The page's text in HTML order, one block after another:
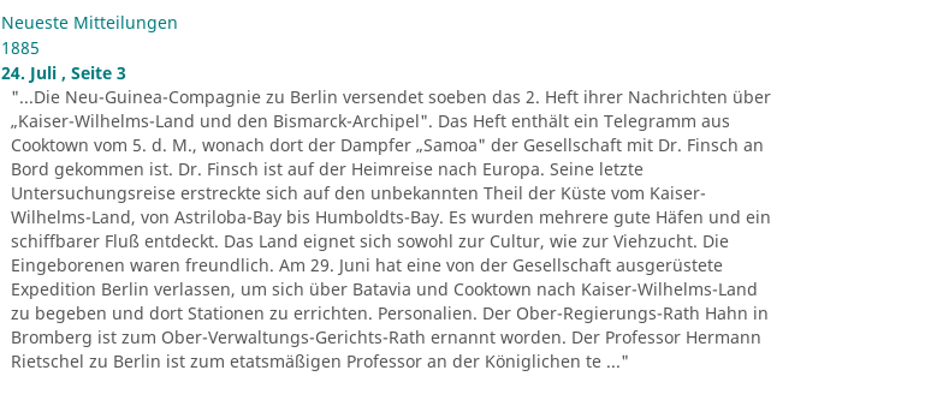
Neueste Mitteilungen
1885
24. Juli , Seite 3
"...Die Neu-Guinea-Compagnie zu Berlin versendet soeben das 2. Heft ihrer Nachrichten über
„Kaiser-Wilhelms-Land und den Bismarck-Archipel". Das Heft enthält ein Telegramm aus
Cooktown vom 5. d. M., wonach dort der Dampfer „Samoa" der Gesellschaft mit Dr. Finsch an
Bord gekommen ist. Dr. Finsch ist auf der Heimreise nach Europa. Seine letzte
Untersuchungsreise erstreckte sich auf den unbekannten Theil der Küste vom Kaiser-
Wilhelms-Land, von Astriloba-Bay bis Humboldts-Bay. Es wurden mehrere gute Häfen und ein
schiffbarer Fluß entdeckt. Das Land eignet sich sowohl zur Cultur, wie zur Viehzucht. Die
Eingeborenen waren freundlich. Am 29. Juni hat eine von der Gesellschaft ausgerüstete
Expedition Berlin verlassen, um sich über Batavia und Cooktown nach Kaiser-Wilhelms-Land
zu begeben und dort Stationen zu errichten. Personalien. Der Ober-Regierungs-Rath Hahn in
Bromberg ist zum Ober-Verwaltungs-Gerichts-Rath ernannt worden. Der Professor Hermann
Rietschel zu Berlin ist zum etatsmäßigen Professor an der Königlichen te ..."